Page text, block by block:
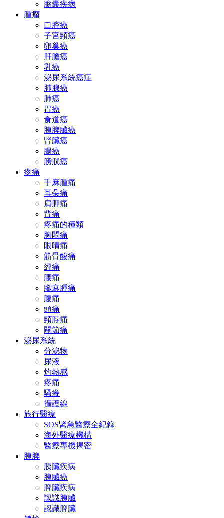
膽囊疾病
腫瘤
口腔癌
子宮頸癌
卵巢癌
肝膽癌
乳癌
泌尿系統癌症
肺腺癌
肺癌
胃癌
食道癌
胰脾臟癌
腎臟癌
腸癌
膀胱癌
疼痛
手麻腫痛
耳朵痛
肩胛痛
背痛
疼痛的種類
胸悶痛
眼晴痛
筋骨酸痛
經痛
腰痛
腳麻腫痛
腹痛
頭痛
頸脖痛
關節痛
泌尿系統
分泌物
尿液
灼熱感
疼痛
騷癢
攝護線
旅行醫療
SOS緊急醫療全紀錄
海外醫療機構
醫療專機揭密
胰脾
胰臟疾病
胰臟癌
脾臟疾病
認識胰臟
認識脾臟